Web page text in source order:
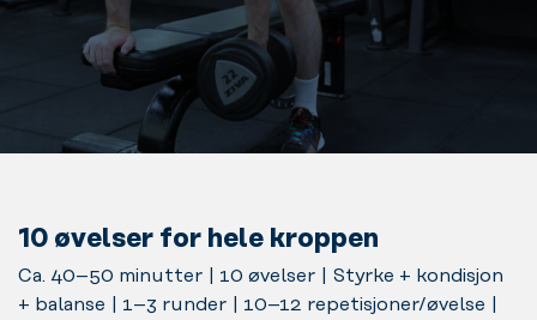
10 øvelser for hele kroppen
Ca. 40–50 minutter | 10 øvelser | Styrke + kondisjon
+ balanse | 1–3 runder | 10–12 repetisjoner/øvelse |